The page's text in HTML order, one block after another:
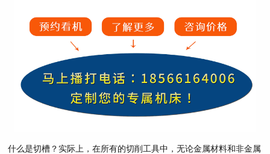
什么是切槽？实际上，在所有的切削工具中，无论金属材料和非金属